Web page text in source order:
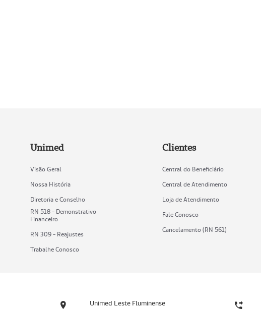
Unimed
Visão Geral
Nossa História
Diretoria e Conselho
RN 518 - Demonstrativo
Financeiro
RN 309 - Reajustes
Trabalhe Conosco
Clientes
Central do Beneficiário
Central de Atendimento
Loja de Atendimento
Fale Conosco
Cancelamento (RN 561)
Unimed Leste Fluminense